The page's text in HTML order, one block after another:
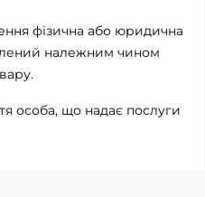
фізична або юридична
належним чином
особа, що надає послуги